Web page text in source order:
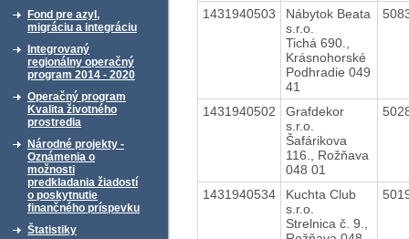
Fond pre azyl,
migráciu a integráciu
Integrovaný
regionálny operačný
program 2014 - 2020
Operačný program
Kvalita životného
prostredia
Národné projekty -
Oznámenia o
možnosti
predkladania žiadostí
o poskytnutie
finančného príspevku
Štatistiky
1431940503
Nábytok Beata
s.r.o.
Tichá 690.,
Krásnohorské
Podhradie 049
41
1431940502
Grafdekor
s.r.o.
Šafárikova
116., Rožňava
048 01
1431940534
Kuchta Club
s.r.o.
Strelnica č. 9.,